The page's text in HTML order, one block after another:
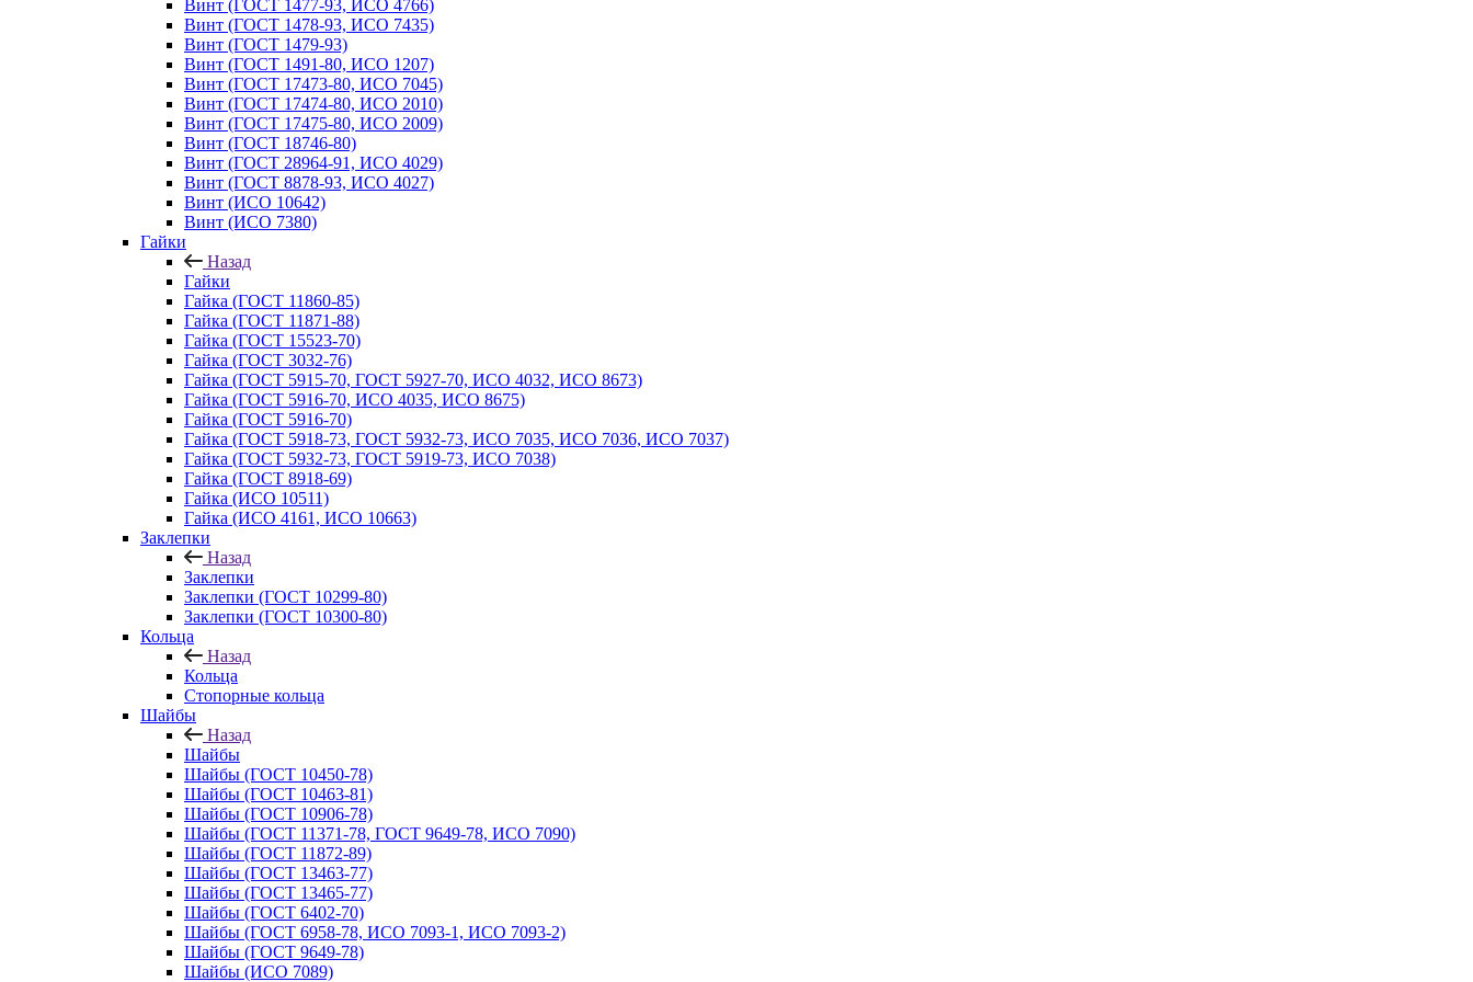
Винт (ГОСТ 1477-93, ИСО 4766)
Винт (ГОСТ 1478-93, ИСО 7435)
Винт (ГОСТ 1479-93)
Винт (ГОСТ 1491-80, ИСО 1207)
Винт (ГОСТ 17473-80, ИСО 7045)
Винт (ГОСТ 17474-80, ИСО 2010)
Винт (ГОСТ 17475-80, ИСО 2009)
Винт (ГОСТ 18746-80)
Винт (ГОСТ 28964-91, ИСО 4029)
Винт (ГОСТ 8878-93, ИСО 4027)
Винт (ИСО 10642)
Винт (ИСО 7380)
Гайки
Назад
Гайки
Гайка (ГОСТ 11860-85)
Гайка (ГОСТ 11871-88)
Гайка (ГОСТ 15523-70)
Гайка (ГОСТ 3032-76)
Гайка (ГОСТ 5915-70, ГОСТ 5927-70, ИСО 4032, ИСО 8673)
Гайка (ГОСТ 5916-70, ИСО 4035, ИСО 8675)
Гайка (ГОСТ 5916-70)
Гайка (ГОСТ 5918-73, ГОСТ 5932-73, ИСО 7035, ИСО 7036, ИСО 7037)
Гайка (ГОСТ 5932-73, ГОСТ 5919-73, ИСО 7038)
Гайка (ГОСТ 8918-69)
Гайка (ИСО 10511)
Гайка (ИСО 4161, ИСО 10663)
Заклепки
Назад
Заклепки
Заклепки (ГОСТ 10299-80)
Заклепки (ГОСТ 10300-80)
Кольца
Назад
Кольца
Стопорные кольца
Шайбы
Назад
Шайбы
Шайбы (ГОСТ 10450-78)
Шайбы (ГОСТ 10463-81)
Шайбы (ГОСТ 10906-78)
Шайбы (ГОСТ 11371-78, ГОСТ 9649-78, ИСО 7090)
Шайбы (ГОСТ 11872-89)
Шайбы (ГОСТ 13463-77)
Шайбы (ГОСТ 13465-77)
Шайбы (ГОСТ 6402-70)
Шайбы (ГОСТ 6958-78, ИСО 7093-1, ИСО 7093-2)
Шайбы (ГОСТ 9649-78)
Шайбы (ИСО 7089)